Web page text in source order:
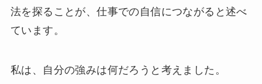
法を探ることが、仕事での自信につながると述べ
ています。
私は、自分の強みは何だろうと考えました。